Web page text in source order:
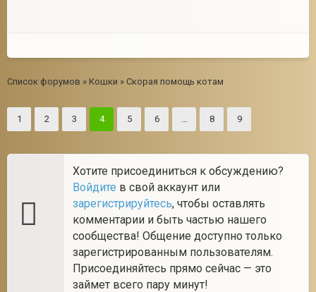
Список форумов » Кошки » Скорая помощь котам
1 2 3 4 5 6 … 8 9
Хотите присоединиться к обсуждению?
Войдите в свой аккаунт или
зарегистрируйтесь, чтобы оставлять
комментарии и быть частью нашего
сообщества! Общение доступно только
зарегистрированным пользователям.
Присоединяйтесь прямо сейчас — это
займет всего пару минут!